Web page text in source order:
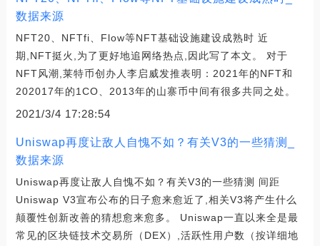
数据来源
NFT20、NFTfi、Flow等NFT基础设施建设成熟时 近
期,NFT挺火,为了更好地追网络热点,因此写了本文。 对于
NFT风潮,莱特币创办人李启威发推表明：2021年的NFT和
202017年的1CO、2013年的山寨币中间有很多共同之处。
2021/3/4 17:28:54
Uniswap再度让敌人自愧不如？有关V3的一些猜测_
数据来源
Uniswap再度让敌人自愧不如？有关V3的一些猜测 间距
Uniswap V3宣布公布的日子愈来愈近了,相关V3将产生什么
颠覆性创新改善的猜想愈来愈多。 Uniswap一直以来全是最
常见的区块链技术交易所（DEX）,活跃性用户数（按详细地